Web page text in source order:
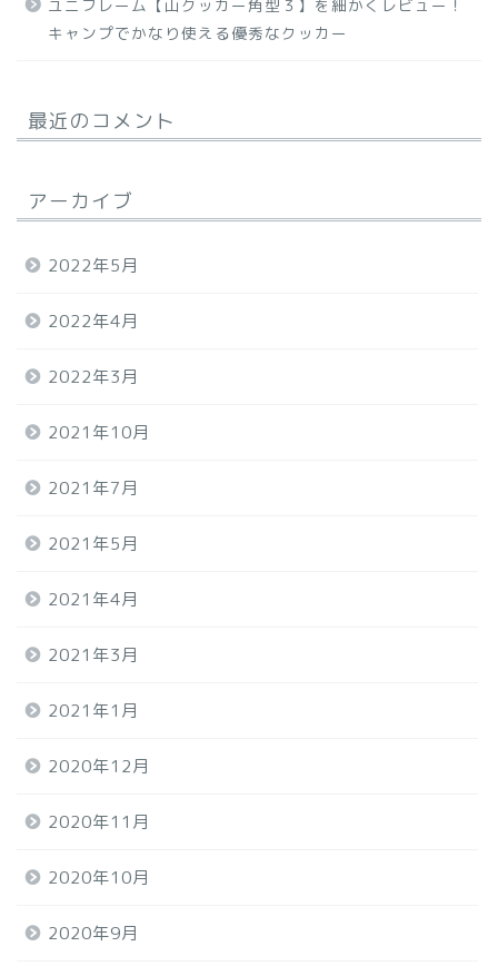
ユニフレーム【山クッカー角型３】を細かくレビュー！
キャンプでかなり使える優秀なクッカー
最近のコメント
アーカイブ
2022年5月
2022年4月
2022年3月
2021年10月
2021年7月
2021年5月
2021年4月
2021年3月
2021年1月
2020年12月
2020年11月
2020年10月
2020年9月